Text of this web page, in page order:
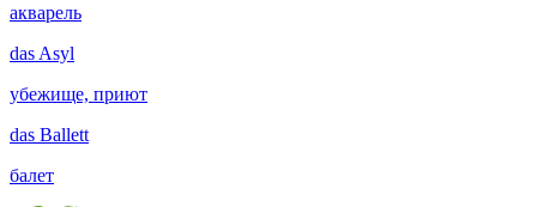
акварель
das Asyl
убежище, приют
das Ballett
балет